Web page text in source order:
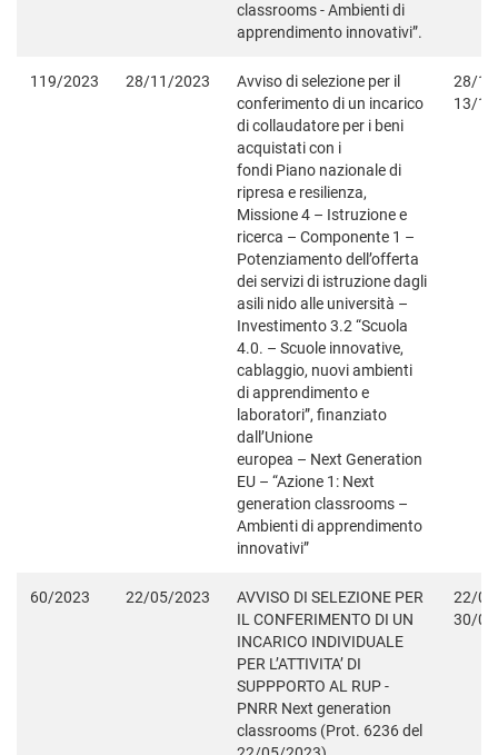
classrooms - Ambienti di
apprendimento innovativi”.
119/2023 28/11/2023
Avviso di selezione per il
conferimento di un incarico
di collaudatore per i beni
acquistati con i
fondi Piano nazionale di
ripresa e resilienza,
Missione 4 – Istruzione e
ricerca – Componente 1 –
Potenziamento dell’offerta
dei servizi di istruzione dagli
asili nido alle università –
Investimento 3.2 “Scuola
4.0. – Scuole innovative,
cablaggio, nuovi ambienti
di apprendimento e
laboratori”, finanziato
dall’Unione
europea – Next Generation
EU – “Azione 1: Next
generation classrooms –
Ambienti di apprendimento
innovativi”
28/
13/
60/2023 22/05/2023
AVVISO DI SELEZIONE PER
IL CONFERIMENTO DI UN
INCARICO INDIVIDUALE
PER L’ATTIVITA’ DI
SUPPPORTO AL RUP -
PNRR Next generation
classrooms (Prot. 6236 del
22/
30/